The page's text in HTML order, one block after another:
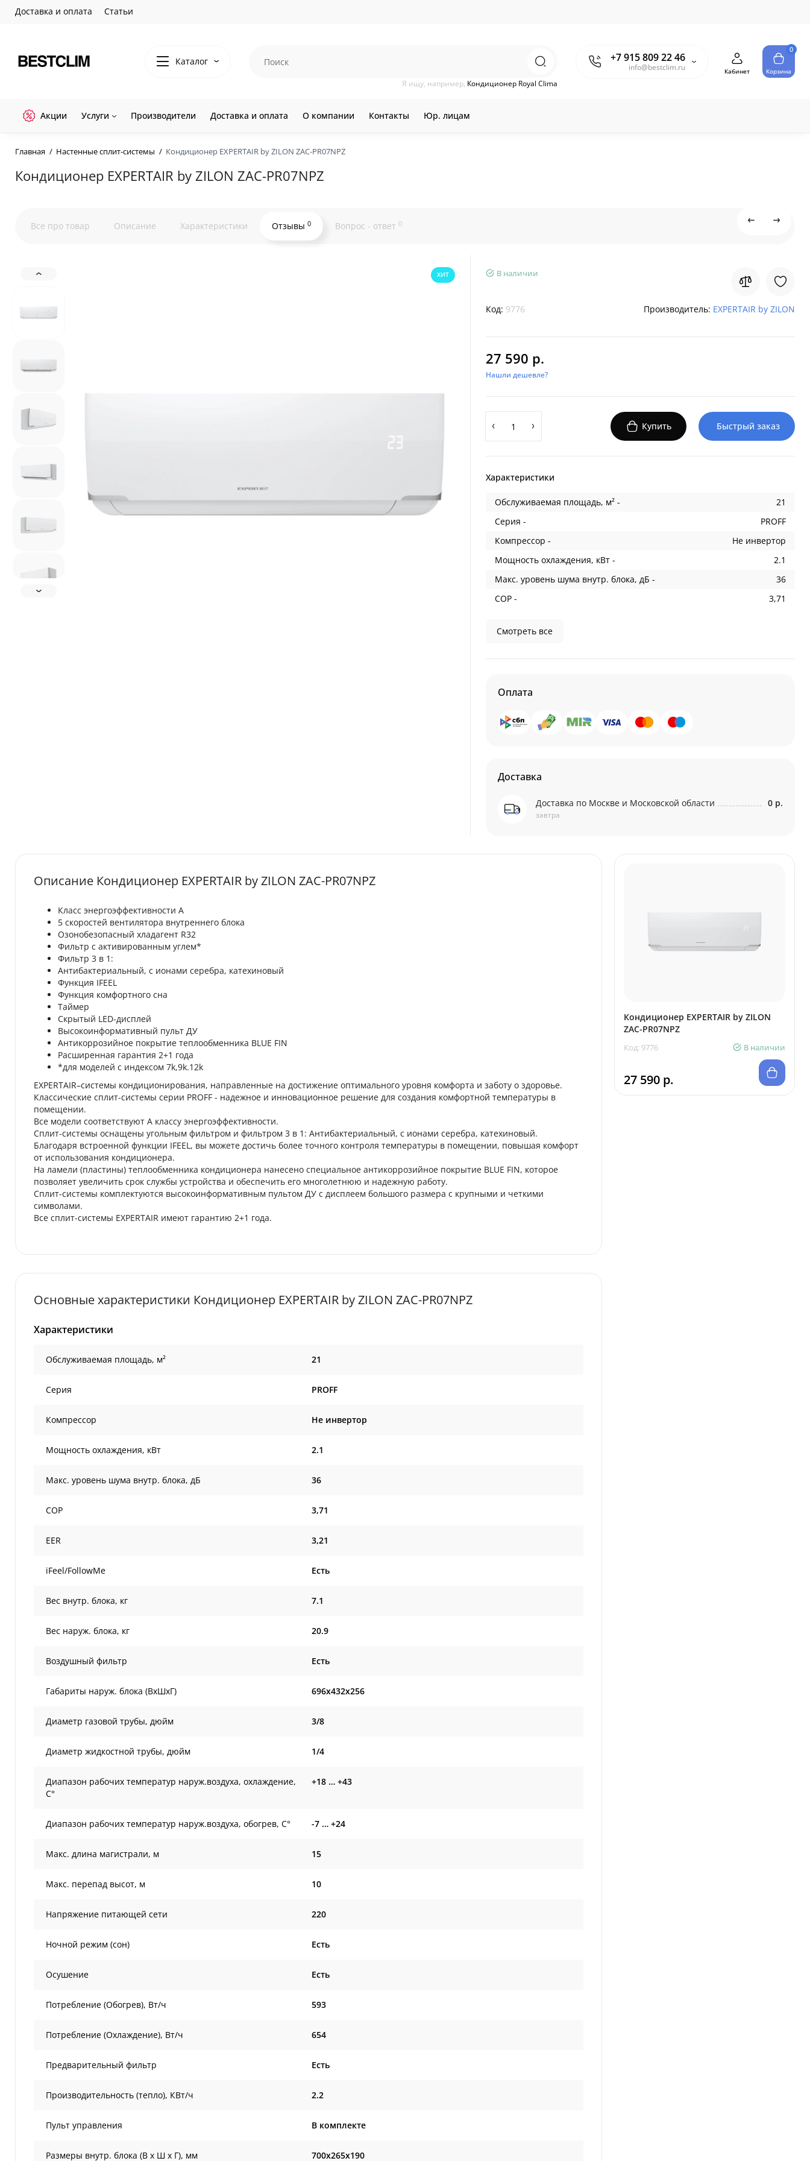
Доставка и оплата Статьи
Каталог +7 915 809 22 46
info@bestclim.ru
Я ищу, например, Кондиционер Royal Clima
Кабинет
0
Корзина
Акции Услуги Производители Доставка и оплата О компании Контакты Юр. лицам
Главная Настенные сплит-системы Кондиционер EXPERTAIR by ZILON ZAC-PR07NPZ
Кондиционер EXPERTAIR by ZILON ZAC-PR07NPZ
Все про товар Описание Характеристики Отзывы 0 Вопрос - ответ 0
ХИТ В наличии
Код: 9776 Производитель: EXPERTAIR by ZILON
27 590 р.
Нашли дешевле?
Купить Быстрый заказ
Характеристики
Обслуживаемая площадь, м² -
21
Серия -
PROFF
Компрессор -
Не инвертор
Мощность охлаждения, кВт -
2.1
Макс. уровень шума внутр. блока, дБ -
36
COP -
3,71
Смотреть все
Оплата
Доставка
Доставка по Москве и Московской области
завтра
0 р.
Описание Кондиционер EXPERTAIR by ZILON ZAC-PR07NPZ
Класс энергоэффективности А
5 скоростей вентилятора внутреннего блока
Озонобезопасный хладагент R32
Фильтр с активированным углем*
Фильтр 3 в 1:
Антибактериальный, c ионами серебра, катехиновый
Функция IFEEL
Функция комфортного сна
Таймер
Скрытый LED-дисплей
Высокоинформативный пульт ДУ
Антикоррозийное покрытие теплообменника BLUE FIN
Расширенная гарантия 2+1 года
*для моделей с индексом 7k,9k.12k
EXPERTAIR–системы кондиционирования, направленные на достижение оптимального уровня комфорта и заботу о здоровье.
Классические сплит-системы серии PROFF - надежное и инновационное решение для создания комфортной температуры в
помещении.
Все модели соответствуют А классу энергоэффективности.
Сплит-системы оснащены угольным фильтром и фильтром 3 в 1: Антибактериальный, c ионами серебра, катехиновый.
Благодаря встроенной функции IFEEL, вы можете достичь более точного контроля температуры в помещении, повышая комфорт
от использования кондиционера.
На ламели (пластины) теплообменника кондиционера нанесено специальное антикоррозийное покрытие BLUE FIN, которое
позволяет увеличить срок службы устройства и обеспечить его многолетнюю и надежную работу.
Сплит-системы комплектуются высокоинформативным пультом ДУ с дисплеем большого размера с крупными и четкими
символами.
Все сплит-системы EXPERTAIR имеют гарантию 2+1 года.
Основные характеристики Кондиционер EXPERTAIR by ZILON ZAC-PR07NPZ
Характеристики
Обслуживаемая площадь, м² 21
Серия PROFF
Компрессор Не инвертор
Мощность охлаждения, кВт 2.1
Макс. уровень шума внутр. блока, дБ 36
COP 3,71
EER 3,21
iFeel/FollowMe Есть
Вес внутр. блока, кг 7.1
Вес наруж. блока, кг 20.9
Воздушный фильтр Есть
Габариты наруж. блока (ВxШxГ) 696x432x256
Диаметр газовой трубы, дюйм 3/8
Диаметр жидкостной трубы, дюйм 1/4
Диапазон рабочих температур наруж.воздуха, охлаждение,
С°
+18 … +43
Диапазон рабочих температур наруж.воздуха, обогрев, С° -7 … +24
Макс. длина магистрали, м 15
Макс. перепад высот, м 10
Напряжение питающей сети 220
Ночной режим (сон) Есть
Осушение Есть
Потребление (Обогрев), Вт/ч 593
Потребление (Охлаждение), Вт/ч 654
Предварительный фильтр Есть
Производительность (тепло), КВт/ч 2.2
Пульт управления В комплекте
Размеры внутр. блока (В х Ш х Г), мм 700x265x190
Кондиционер EXPERTAIR by ZILON
ZAC-PR07NPZ
Код: 9776 В наличии
27 590 р.